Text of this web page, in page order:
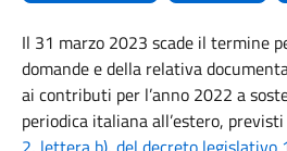
Il 31 marzo 2023 scade il termine
domande e della relativa
ai contributi per l’anno 2022 a
periodica italiana all’estero, previsti